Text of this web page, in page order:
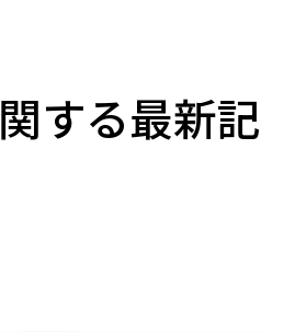
する最新記